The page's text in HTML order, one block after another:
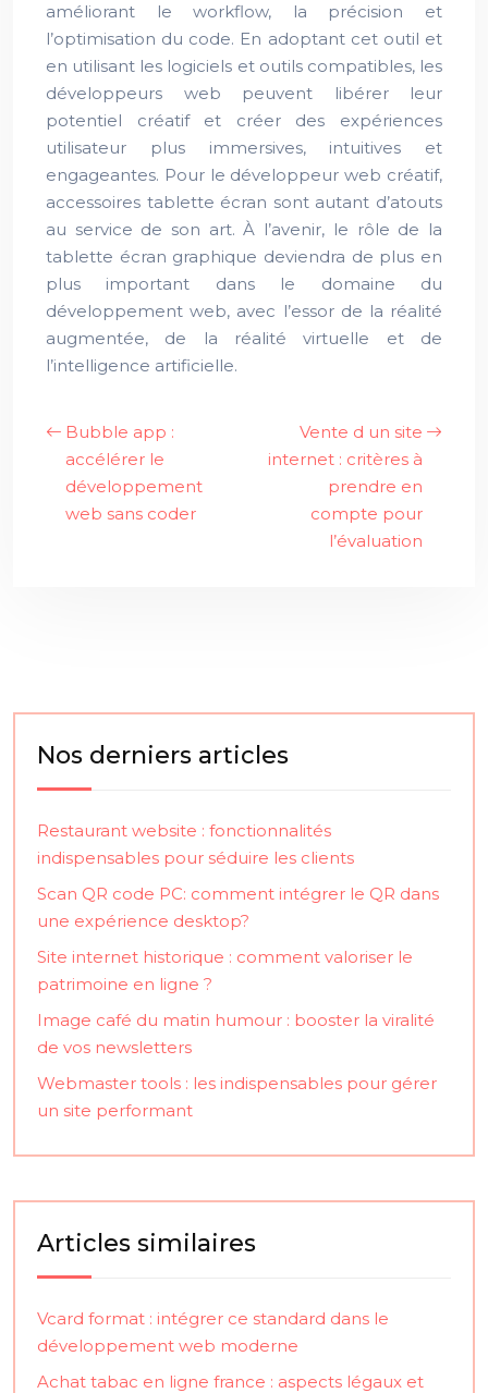
améliorant le workflow, la précision et
l’optimisation du code. En adoptant cet outil et
en utilisant les logiciels et outils compatibles, les
développeurs web peuvent libérer leur
potentiel créatif et créer des expériences
utilisateur plus immersives, intuitives et
engageantes. Pour le développeur web créatif,
accessoires tablette écran sont autant d’atouts
au service de son art. À l’avenir, le rôle de la
tablette écran graphique deviendra de plus en
plus important dans le domaine du
développement web, avec l’essor de la réalité
augmentée, de la réalité virtuelle et de
l’intelligence artificielle.
Bubble app :
accélérer le
développement
web sans coder
Vente d un site
internet : critères à
prendre en
compte pour
l’évaluation
Nos derniers articles
Restaurant website : fonctionnalités
indispensables pour séduire les clients
Scan QR code PC: comment intégrer le QR dans
une expérience desktop?
Site internet historique : comment valoriser le
patrimoine en ligne ?
Image café du matin humour : booster la viralité
de vos newsletters
Webmaster tools : les indispensables pour gérer
un site performant
Articles similaires
Vcard format : intégrer ce standard dans le
développement web moderne
Achat tabac en ligne france : aspects légaux et